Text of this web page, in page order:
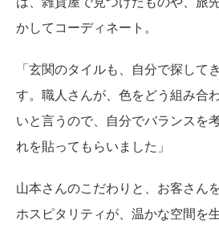
かしてコーディネート。
「玄関のタイルも、自分で探して
す。職人さんが、色をどう組み合
いと言うので、自分でバランスを
れを貼ってもらいました」
山本さんのこだわりと、お客さん
ホスピタリティが、温かな空間を